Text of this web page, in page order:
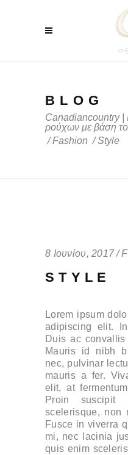
BLOG
Canadiancountry |
ρούχων με βάση
/Fashion /Style
8 Ιουνίου, 2017
STYLE
Lorem ipsum
adipiscing elit.
Duis ac
Mauris id nibh
nec, pulvinar
mauris a fer.
elit, at
Proin suscipit
scelerisque, non
Fusce in viverra
mi, nec lacinia
quis enim